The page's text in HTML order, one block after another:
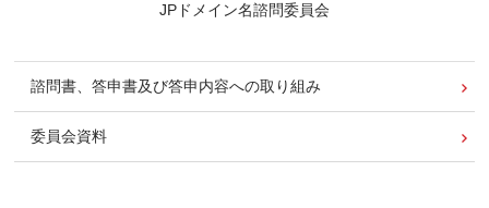
JPドメイン名諮問委員会
諮問書、答申書及び答申内容への取り組み
委員会資料